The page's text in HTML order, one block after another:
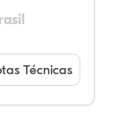
Técnicas